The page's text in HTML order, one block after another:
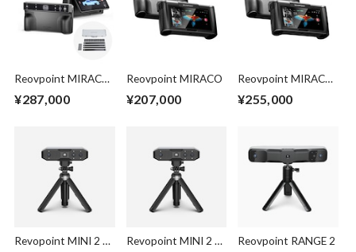
Reovpoint MIRACO
¥287,000
Reovpoint MIRACO
¥207,000
Reovpoint MIRACO
¥255,000
Revopoint MINI 2 ス
Revopoint MINI 2 ア
Reovpoint RANGE 2